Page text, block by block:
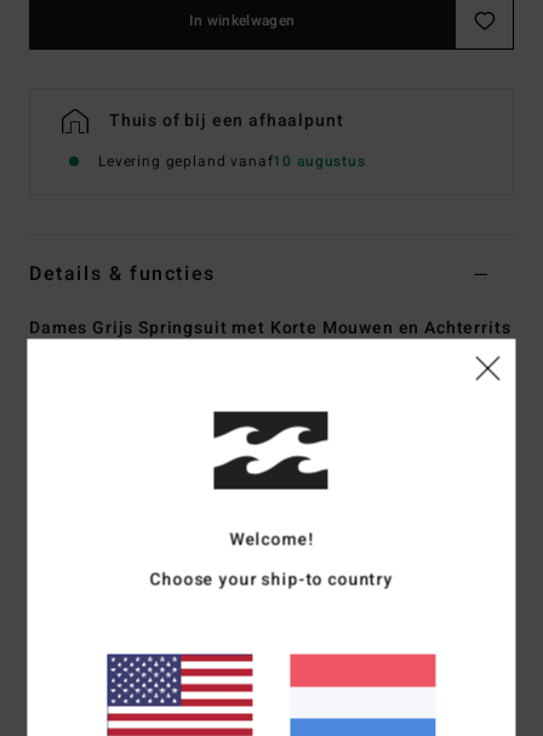
In winkelwagen
Thuis of bij een afhaalpunt
Levering gepland vanaf10 augustus
Details & functies
Dames Grijs Springsuit met Korte Mouwen en Achterrits
Schuimtype:SUPER LITE FOAM - neopreen op basis van
en glad, gemaakt van 100% gerecyclede vezels
Dikte:2/2 mm
Ingang:Rits op de rug
Welcome!
Choose your ship-to country